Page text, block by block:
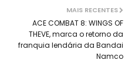
MAIS RECENTES
ACE COMBAT 8: WINGS OF
THEVE, marca o retorno da
franquia lendária da Bandai
Namco